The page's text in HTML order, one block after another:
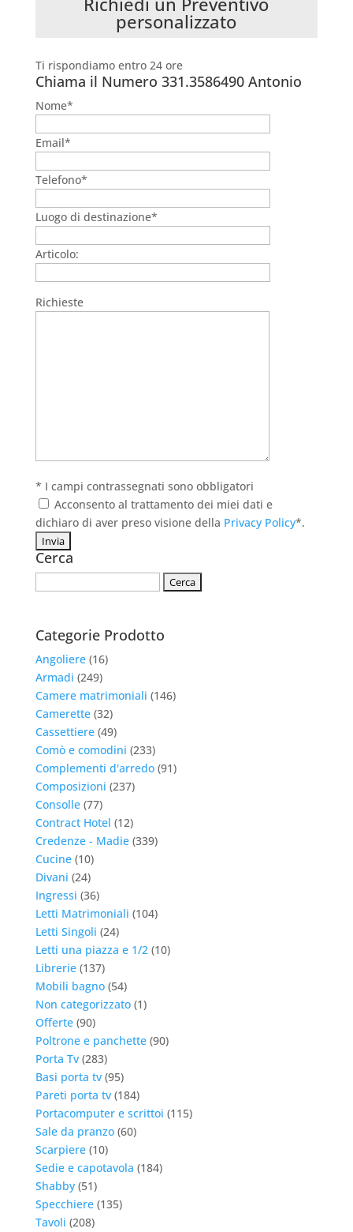
personalizzato
Ti rispondiamo entro 24 ore
Chiama il Numero 331.3586490 Antonio
Nome*
Email*
Telefono*
Luogo di destinazione*
Articolo:
Richieste
* I campi contrassegnati sono obbligatori
Acconsento al trattamento dei miei dati e
dichiaro di aver preso visione della Privacy Policy*.
Cerca
Categorie Prodotto
Angoliere (16)
Armadi (249)
Camere matrimoniali (146)
Camerette (32)
Cassettiere (49)
Comò e comodini (233)
Complementi d'arredo (91)
Composizioni (237)
Consolle (77)
Contract Hotel (12)
Credenze - Madie (339)
Cucine (10)
Divani (24)
Ingressi (36)
Letti Matrimoniali (104)
Letti Singoli (24)
Letti una piazza e 1/2 (10)
Librerie (137)
Mobili bagno (54)
Non categorizzato (1)
Offerte (90)
Poltrone e panchette (90)
Porta Tv (283)
Basi porta tv (95)
Pareti porta tv (184)
Portacomputer e scrittoi (115)
Sale da pranzo (60)
Scarpiere (10)
Sedie e capotavola (184)
Shabby (51)
Specchiere (135)
Tavoli (208)